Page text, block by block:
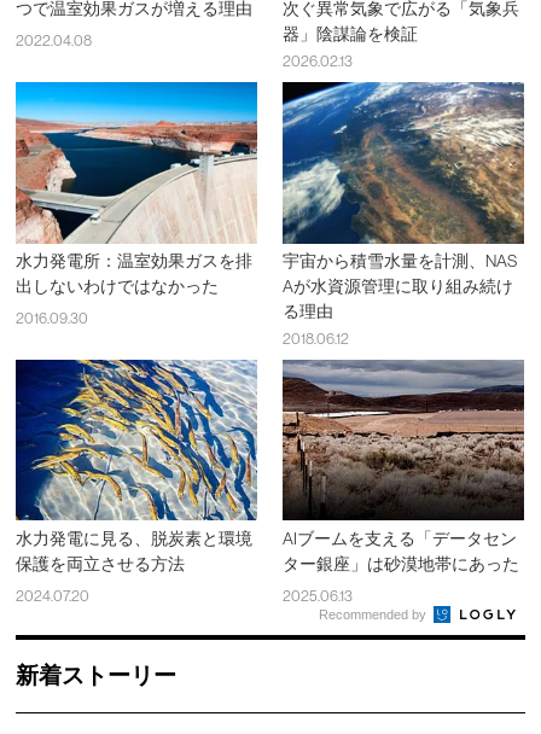
つで温室効果ガスが増える理由
2022.04.08
次ぐ異常気象で広がる「気象兵
器」陰謀論を検証
2026.02.13
水力発電所：温室効果ガスを排
出しないわけではなかった
2016.09.30
宇宙から積雪水量を計測、NAS
Aが水資源管理に取り組み続け
る理由
2018.06.12
水力発電に見る、脱炭素と環境
保護を両立させる方法
2024.07.20
AIブームを支える「データセン
ター銀座」は砂漠地帯にあった
2025.06.13
Recommended by
新着ストーリー